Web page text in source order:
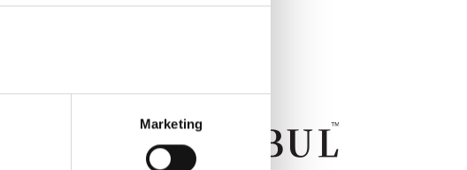
Marketing